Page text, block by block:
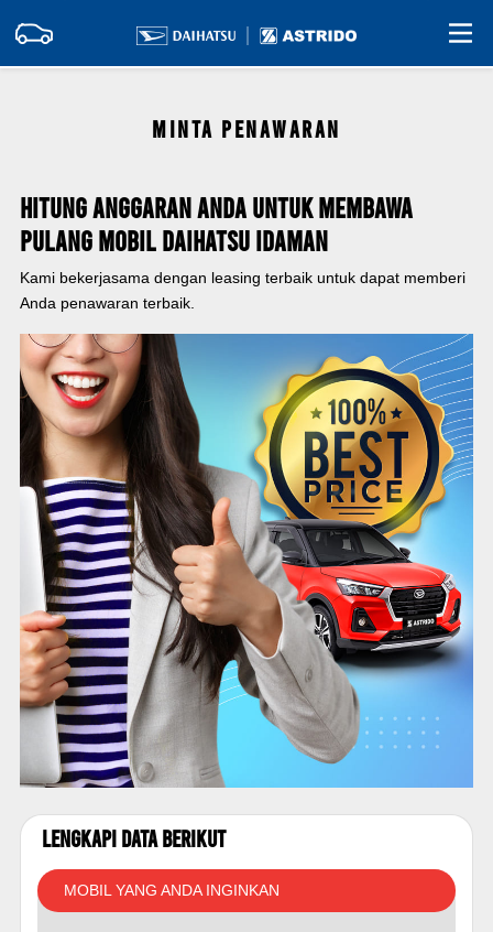
MINTA PENAWARAN
Hitung Anggaran Anda Untuk Membawa
Pulang Mobil Daihatsu Idaman
Kami bekerjasama dengan leasing terbaik untuk dapat memberi
Anda penawaran terbaik.
Lengkapi Data Berikut
MOBIL YANG ANDA INGINKAN